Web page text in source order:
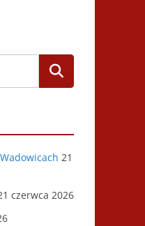
21
czerwca 2026